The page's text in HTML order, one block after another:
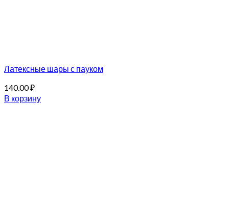
Латексные шары с пауком
140.00₽
В корзину